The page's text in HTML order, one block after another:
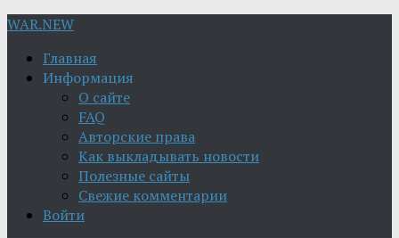
WAR.NEW
Главная
Информация
О сайте
FAQ
Авторские права
Как выкладывать новости
Полезные сайты
Свежие комментарии
Войти